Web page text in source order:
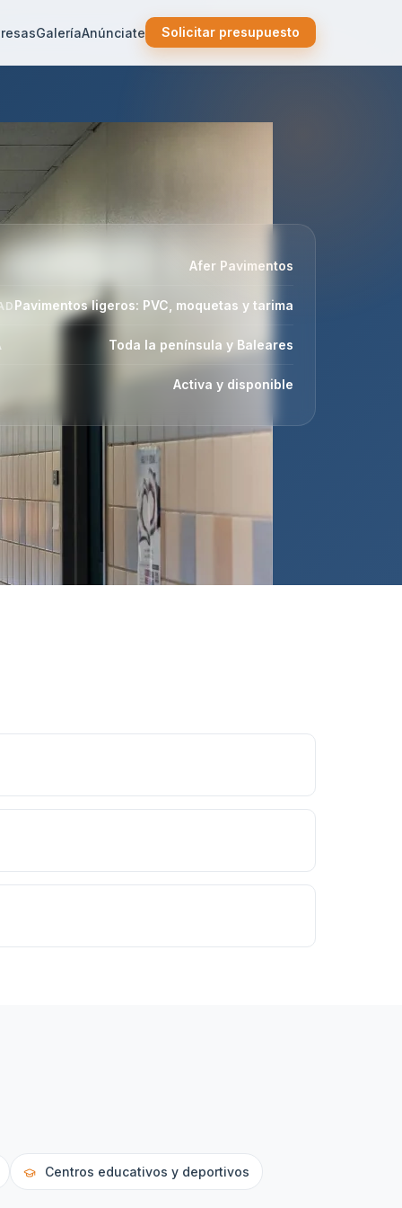
GaleríaAnúnciate Solicitar presupuesto
Afer Pavimentos
Pavimentos ligeros: PVC, moquetas y tarima
Toda la península y Baleares
Activa y disponible
Centros educativos y deportivos